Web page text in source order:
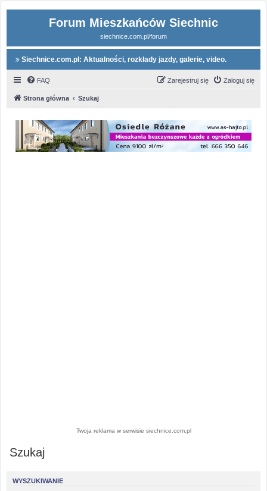
Forum Mieszkańców Siechnic
siechnice.com.pl/forum
Siechnice.com.pl: Aktualności, rozkłady jazdy, galerie, video.
FAQ Zaloguj się
Zarejestruj się
Strona główna Szukaj
Twoja reklama w serwisie siechnice.com.pl
Szukaj
WYSZUKIWANIE